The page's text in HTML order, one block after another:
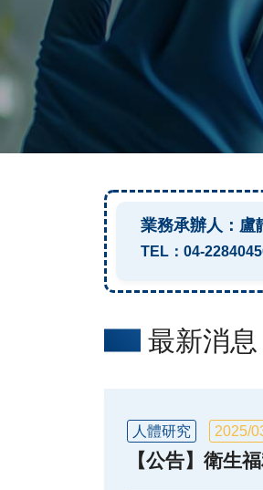
業務承辦人：盧
TEL：04-
最新消息
人體研究 2025/
【公告】衛生